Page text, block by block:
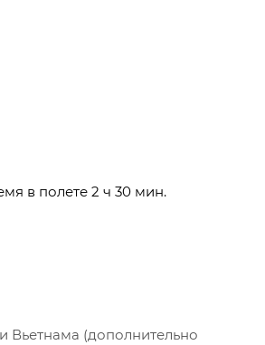
в полете 2 ч 30 мин.
Вьетнама (дополнительно